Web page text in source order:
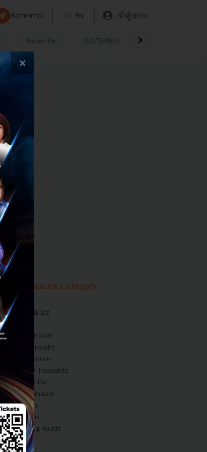
ส่งบทความ TH EN เข้าสู่ระบบ
Based On SUSTAINABLE
Techsauce Category
News
Tech & Biz
HealthTech
Exec Insight
Corp Innov
Saucy Thoughts
Based On
Sustainable
Videos
Podcast
Startup Guide
×